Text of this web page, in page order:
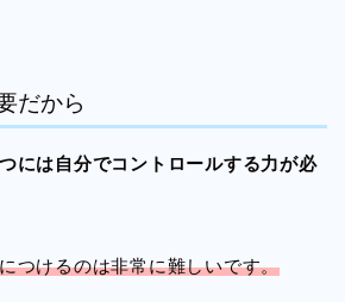
だから
には自分でコントロールする力が必
つけるのは非常に難しいです。